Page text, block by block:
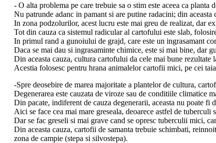
- O alta problema pe care trebuie sa o stim este aceea ca planta
Nu patrunde adanc in pamant si are putine radacini; din
In zona podzolurilor, acest lucru este mai greu de realizat, dar
Tot din cauza ca sistemul radicular al cartofului este slab,
In primul rand a gunoiului de grajd, care este un ingrasamant
Daca se mai dau si ingrasaminte chimice, este si mai bine, dar
Din aceasta cauza, cultura cartofului da cele mai bune rezultate
Acestia folosesc pentru hrana animalelor cartofii mici, pe cei
-Spre deosebire de marea majoritate a plantelor de cultura,
Degenerarea este cauzata de viroze sau de conditiile climatice
Din pacate, indiferent de cauza degenerarii, aceasta nu poate fi
Aici se face cea mai mare greseala, deoarece astfel de
Dar se fac greseli si mai grave cand se opresc tuberculii mici,
Din aceasta cauza, cartofii de samanta trebuie schimbati,
zona de campie (stepa si silvostepa).